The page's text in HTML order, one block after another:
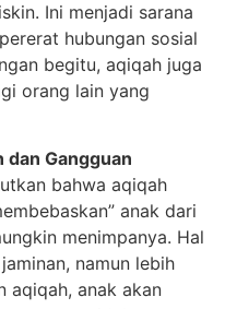
Ini menjadi sarana
hubungan sosial
begitu, aqiqah juga
orang lain yang
dan Gangguan
bahwa aqiqah
anak dari
menimpanya. Hal
namun lebih
aqiqah, anak akan